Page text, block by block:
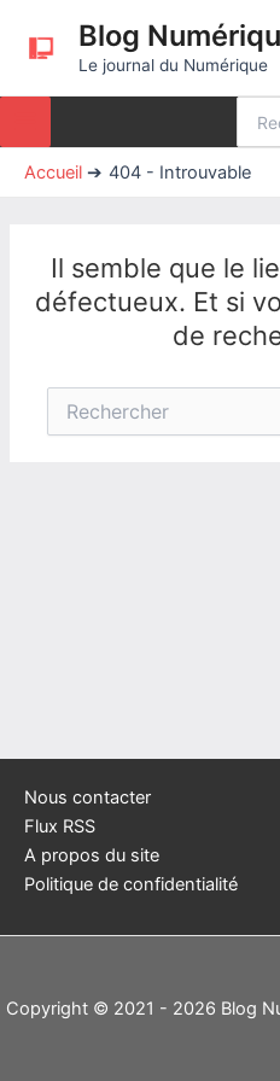
Blog
Le journal du Numérique
Accueil 404 - Introuvable
Il semble que le
défectueux. Et si
de
Nous contacter
Flux RSS
A propos du site
Politique de confidentialité
Copyright © 2021 - 2026 Blog